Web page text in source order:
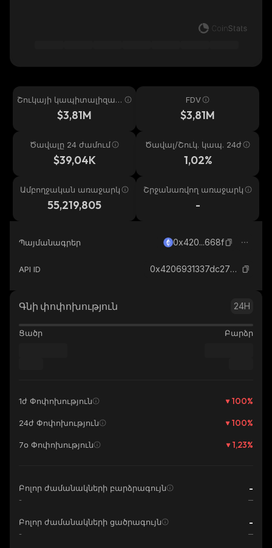
Շուկայի կապիտալիզաց
$3,81M
FDV
$3,81M
Ծավալը 24 ժամում
$39,04K
Ծավալ/Շուկ. կապ. 24ժ
1,02%
Ամբողջական առաջարկ
55,219,805
Շրջանառվող առաջարկ
-
Պայմանագրեր 0x420...668f
API ID 0x4206931337dc273a630d328da6441786bfad668f_ethereum
Գնի փոփոխություն 24H
Ցածր Բարձր
1ժ Փոփոխություն 100%
24ժ Փոփոխություն 100%
7օ Փոփոխություն 1,23%
Բոլոր ժամանակների բարձրագույն -
-
Բոլոր ժամանակների ցածրագույն -
-